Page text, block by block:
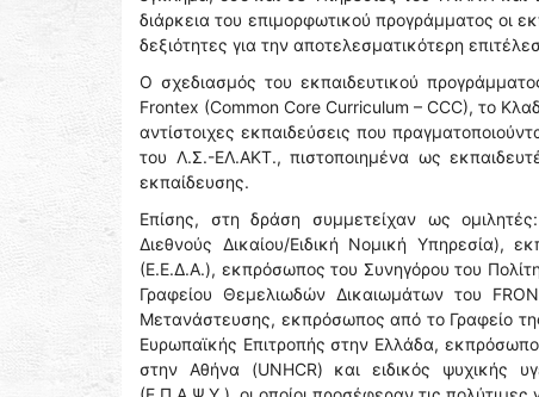
διάρκεια του επιμορφωτικού προγράμματος οι
δεξιότητες για την αποτελεσματικότερη
Ο σχεδιασμός του εκπαιδευτικού
Frontex (Common Core Curriculum – CCC), το
αντίστοιχες εκπαιδεύσεις που
του Λ.Σ.-ΕΛ.ΑΚΤ., πιστοποιημένα ως
εκπαίδευσης.
Επίσης, στη δράση συμμετείχαν ως
Διεθνούς Δικαίου/Ειδική Νομική Υπηρεσία),
(Ε.Ε.Δ.Α.), εκπρόσωπος του Συνηγόρου του
Γραφείου Θεμελιωδών Δικαιωμάτων του
Μετανάστευσης, εκπρόσωπος από το Γραφείο
Ευρωπαϊκής Επιτροπής στην Ελλάδα,
στην Αθήνα (UNHCR) και ειδικός ψυχικής